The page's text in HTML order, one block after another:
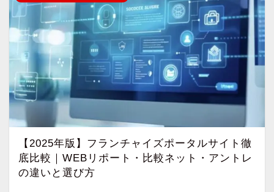
【2025年版】フランチャイズポータルサイト徹
底比較｜WEBリポート・比較ネット・アントレ
の違いと選び方